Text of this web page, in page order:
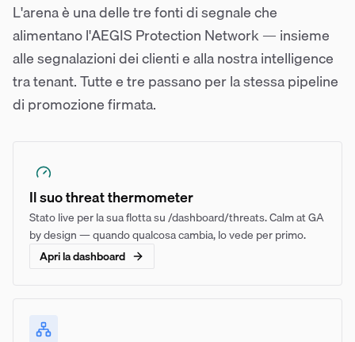
L'arena è una delle tre fonti di segnale che
alimentano l'AEGIS Protection Network — insieme
alle segnalazioni dei clienti e alla nostra intelligence
tra tenant. Tutte e tre passano per la stessa pipeline
di promozione firmata.
Il suo threat thermometer
Stato live per la sua flotta su /dashboard/threats. Calm at GA
by design — quando qualcosa cambia, lo vede per primo.
Apri la dashboard